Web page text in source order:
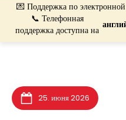
💌 Поддержка по
📞 Телефонная
поддержка доступна на
25. июня 2026